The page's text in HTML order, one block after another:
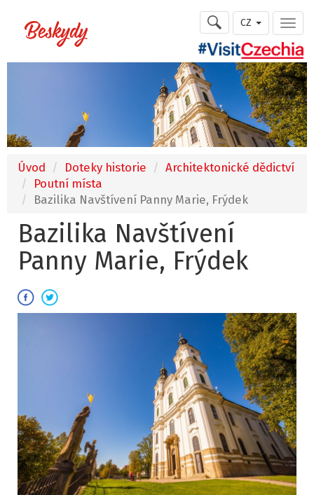
CZ
Úvod Doteky historie
Architektonické dědictví
Poutní místa
Bazilika Navštívení Panny Marie, Frýdek
Bazilika Navštívení
Panny Marie, Frýdek